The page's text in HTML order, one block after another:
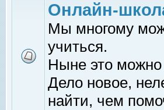
Онлайн-
Мы многому
учиться.
Ныне это
Дело новое,
найти, чем